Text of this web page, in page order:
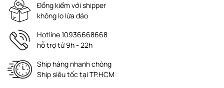
Đồng kiểm với shipper
không lo lừa đảo
Hotline 10936668668
hỗ trợ từ 9h - 22h
Ship hàng nhanh chóng
Ship siêu tốc tại TP.HCM